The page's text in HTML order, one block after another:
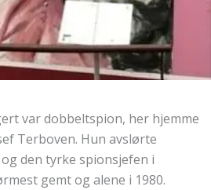
var dobbeltspion, her hjemme
Terboven. Hun avslørte
den tyrke spionsjefen i
gemt og alene i 1980.